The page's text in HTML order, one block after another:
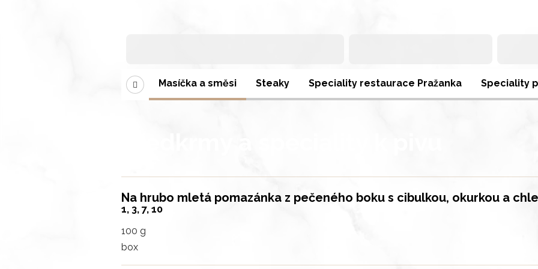
Nabídka
Těstoviny Masíčka a směsi Steaky Speciality restaurace Pražanka Speciality
Na hrubo mletá pomazánka z pečeného boku s cibulkou, okurkou a
1, 3, 7, 10
100 g
box